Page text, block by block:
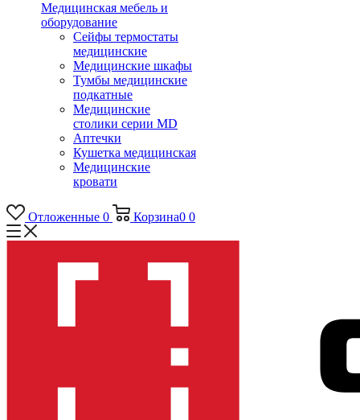
Медицинская мебель и
оборудование
Сейфы термостаты
медицинские
Медицинские шкафы
Тумбы медицинские
подкатные
Медицинские
столики серии MD
Аптечки
Кушетка медицинская
Медицинские
кровати
Отложенные 0 Корзина0 0